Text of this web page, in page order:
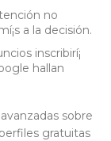
no
a la decisión.
inscribirí¡
hallan
sobre
gratuitas